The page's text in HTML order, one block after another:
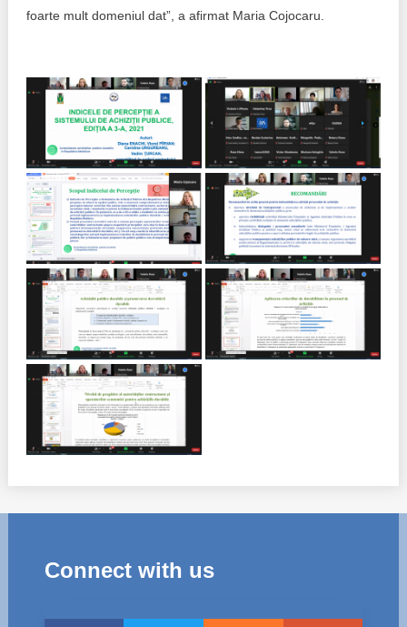
foarte mult domeniul dat”, a afirmat Maria Cojocaru.
Connect with us